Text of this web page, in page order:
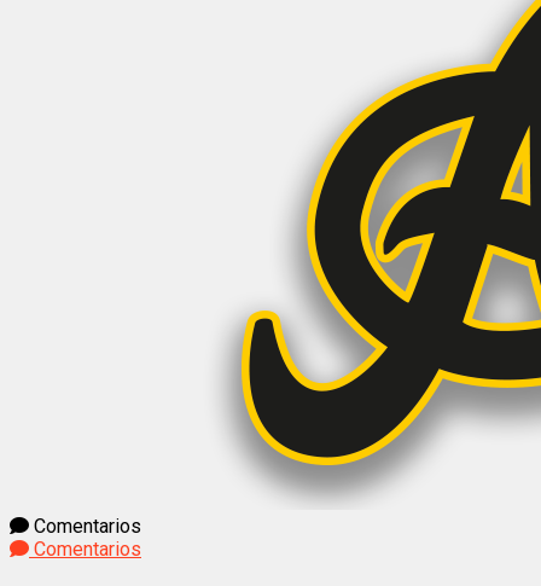
Comentarios
Comentarios